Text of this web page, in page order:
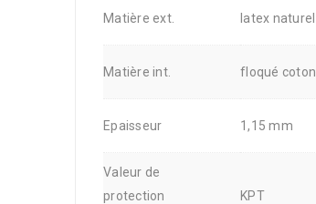
Matière ext. latex naturel
Matière int. floqué coton
Epaisseur 1,15 mm
Valeur de
protection
KPT